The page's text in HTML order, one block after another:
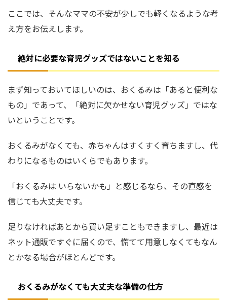
ここでは、そんなママの不安が少しでも軽くなるような考
え方をお伝えします。
絶対に必要な育児グッズではないことを知る
まず知っておいてほしいのは、おくるみは「あると便利な
もの」であって、「絶対に欠かせない育児グッズ」ではな
いということです。
おくるみがなくても、赤ちゃんはすくすく育ちますし、代
わりになるものはいくらでもあります。
「おくるみは いらないかも」と感じるなら、その直感を
信じても大丈夫です。
足りなければあとから買い足すこともできますし、最近は
ネット通販ですぐに届くので、慌てて用意しなくてもなん
とかなる場合がほとんどです。
おくるみがなくても大丈夫な準備の仕方